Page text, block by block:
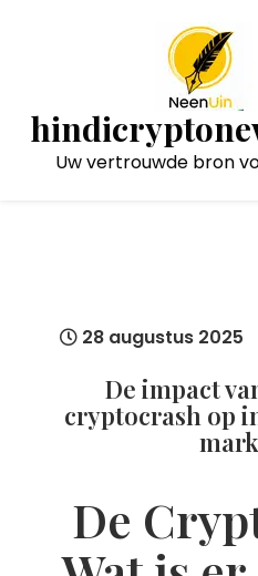
Uw vertrouwde bron
28 augustus 2025
De impact
cryptocrash op
De